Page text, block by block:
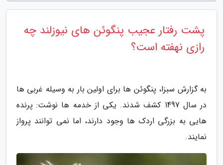
پشت رفتار عجیب پنگوئن های نیوزلند چه
رازی نهفته است؟
به گزارش سبزا، پنگوئن ها برای اولین بار به وسیله غربی ها
در سال 1497 کشف شدند. یکی از خدمه ها نوشت: پرنده
هایی به بزرگی اردک ها وجود دارند، اما نمی توانند پرواز
نمایند.